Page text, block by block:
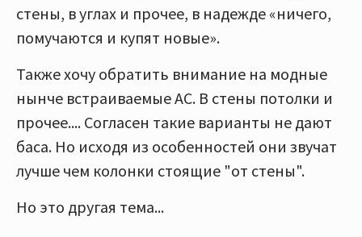
стены, в углах и прочее, в надежде «ничего,
помучаются и купят новые».
Также хочу обратить внимание на модные
нынче встраиваемые АС. В стены потолки и
прочее.... Согласен такие варианты не дают
баса. Но исходя из особенностей они звучат
лучше чем колонки стоящие "от стены".
Но это другая тема...